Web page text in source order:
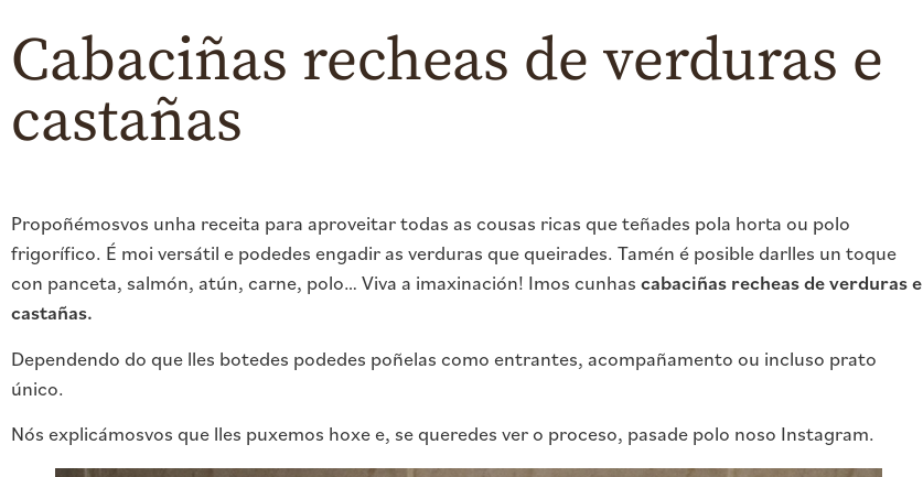
Cabaciñas recheas de verduras e
castañas
Propoñémosvos unha receita para aproveitar todas as cousas ricas que teñades pola horta ou polo
frigorífico. É moi versátil e podedes engadir as verduras que queirades. Tamén é posible darlles un toque
con panceta, salmón, atún, carne, polo… Viva a imaxinación! Imos cunhas cabaciñas recheas de verduras e
castañas.
Dependendo do que lles botedes podedes poñelas como entrantes, acompañamento ou incluso prato
único.
Nós explicámosvos que lles puxemos hoxe e, se queredes ver o proceso, pasade polo noso Instagram.